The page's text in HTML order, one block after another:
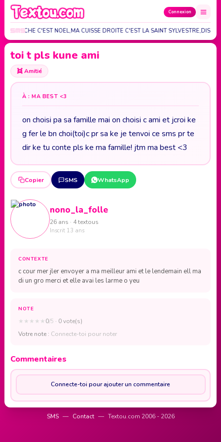
Connexion
GAUCHE C'EST NOEL,MA CUISSE DROITE C'EST LA SAINT SYLVESTRE,DIS
toi t pls kune ami
👯Amitié
À : MA BEST <3
on choisi pa sa famille mai on choisi c ami et jcroi ke
g fer le bn choi(toi)c pr sa ke je tenvoi ce sms pr te
dir ke tu conte pls ke ma famille! jtm ma best <3
Copier SMS WhatsApp
nono_la_folle
26 ans · 4 textous
Inscrit 13 ans
CONTEXTE
c cour mer jler envoyer a ma meilleur ami et le lendemain ell ma
di un gro merci et elle avai les larme o yeu
NOTE
★ ★ ★ ★ ★0/5 · 0 vote(s)
Votre note : Connecte-toi pour noter
Commentaires
Connecte-toi pour ajouter un commentaire
SMS — Contact — Textou.com 2006 - 2026